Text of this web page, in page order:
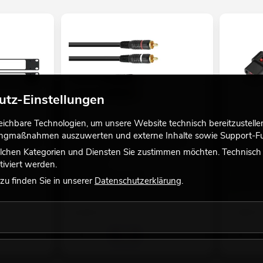
OMNITRONIC Cinch Kabel 2x2 5m
viele Versionen erhältlich
IEC
Einstellungen
Technologien, um unsere Website technisch
auszuwerten und externe Inhalte sowie Support-
Kategorien und Diensten Sie zustimmen möchten.
werden.
finden Sie in unserer Datenschutzerklärung.